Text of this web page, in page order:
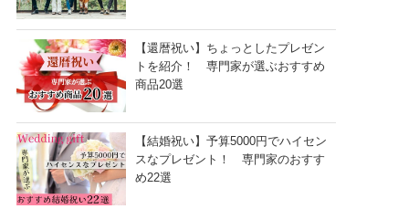
【還暦祝い】ちょっとしたプレゼン
トを紹介！ 専門家が選ぶおすすめ
商品20選
【結婚祝い】予算5000円でハイセン
スなプレゼント！ 専門家のおすす
め22選